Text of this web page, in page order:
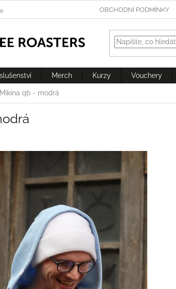
OBCHODNÍ PODMÍNKY
Merch Kurzy Vouchery
Mikina qb - modrá